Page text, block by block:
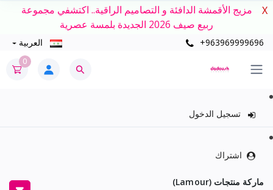
مزيج الأقمشة الدافئة و التصاميم الراقية.. اكتشفي مجموعة
ربيع صيف 2026 الجديدة بلمسة عصرية
X
+963969999696 العربية
0
تسجيل الدخول
اشتراك
ماركة منتجات (Lamour)